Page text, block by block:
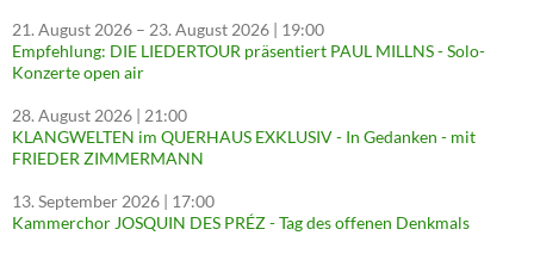
21. August 2026 – 23. August 2026 | 19:00
Empfehlung: DIE LIEDERTOUR präsentiert PAUL MILLNS - Solo-
Konzerte open air
28. August 2026 | 21:00
KLANGWELTEN im QUERHAUS EXKLUSIV - In Gedanken - mit
FRIEDER ZIMMERMANN
13. September 2026 | 17:00
Kammerchor JOSQUIN DES PRÉZ - Tag des offenen Denkmals